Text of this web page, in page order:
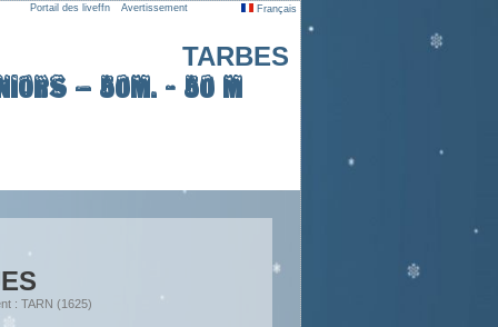
Portail des liveffn Avertissement Français
TARBES
– 50m. - 50 m
: TARN (1625)